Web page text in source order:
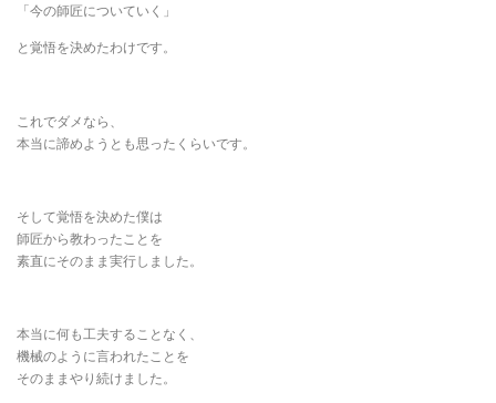
「今の師匠についていく」
と覚悟を決めたわけです。
これでダメなら、
本当に諦めようとも思ったくらいです。
そして覚悟を決めた僕は
師匠から教わったことを
素直にそのまま実行しました。
本当に何も工夫することなく、
機械のように言われたことを
そのままやり続けました。